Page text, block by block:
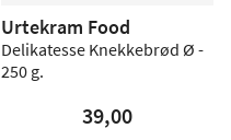
Urtekram Food
Delikatesse Knekkebrød Ø -
250 g.
39,00